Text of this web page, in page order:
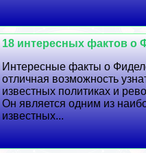
18 интересных фактов о
Интересные факты о
отличная возможность
известных политиках и
Он является одним из
известных...